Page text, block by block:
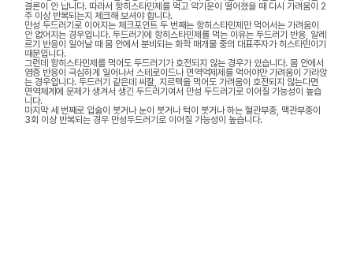
결론이 안 납니다. 따라서 항히스타민제를 먹고 약기운이 떨어졌을 때 다시 가려움이 2
주 이상 반복되는지 체크해 보셔야 합니다.
만성 두드러기로 이어지는 체크포인트 두 번째는 항히스타민제만 먹어서는 가려움이
안 없어지는 경우입니다. 두드러기에 항히스타민제를 먹는 이유는 두드러기 반응, 알레
르기 반응이 일어날 때 몸 안에서 분비되는 화학 매개물 중의 대표주자가 히스타민이기
때문입니다.
그런데 항히스타민제를 먹어도 두드러기가 호전되지 않는 경우가 있습니다. 몸 안에서
염증 반응이 극심하게 일어나서 스테로이드나 면역억제제를 먹어야만 가려움이 가라앉
는 경우입니다. 두드러기 같은데 씨잘, 지르텍을 먹어도 가려움이 호전되지 않는다면
면역체계에 문제가 생겨서 생긴 두드러기여서 만성 두드러기로 이어질 가능성이 높습
니다.
마지막 세 번째로 입술이 붓거나 눈이 붓거나 턱이 붓거나 하는 혈관부종, 맥관부종이
3회 이상 반복되는 경우 만성두드러기로 이어질 가능성이 높습니다.